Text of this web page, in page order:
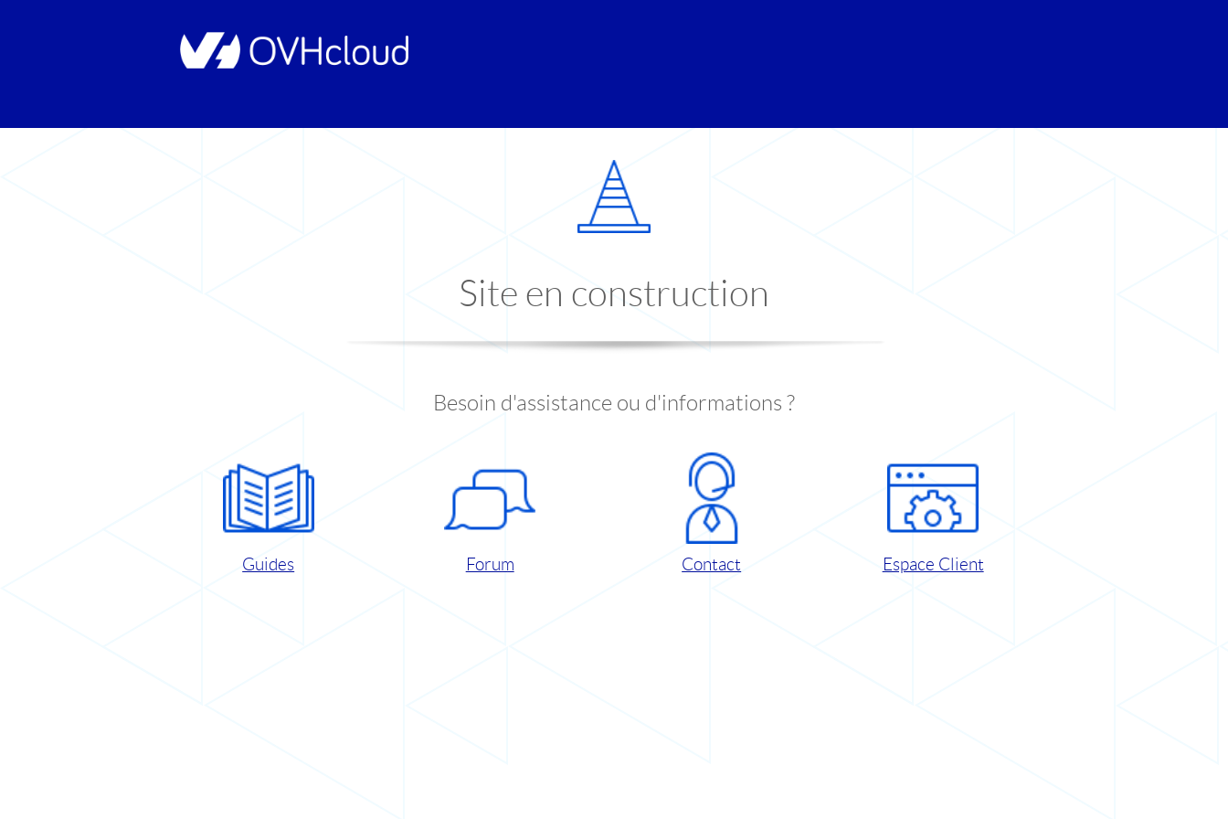
Site en construction
Besoin d'assistance ou d'informations ?
Guides Forum Contact Espace Client